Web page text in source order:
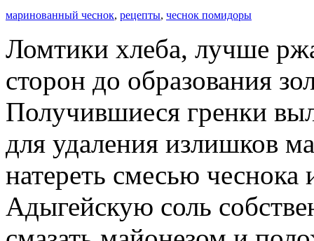
маринованный чеснок, рецепты, чеснок помидоры
Ломтики хлеба, лучше
сторон до образования
Получившиеся гренки
для удаления излишков
натереть смесью чеснока
Адыгейскую соль